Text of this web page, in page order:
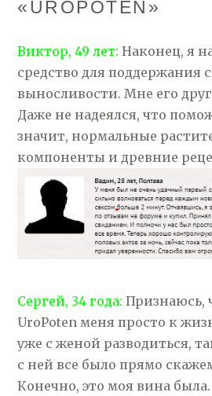
«UROPOTEN»
Виктор, 49 лет: Наконец, я
средство для поддержания
выносливости. Мне его
Даже не надеялся, что
значит, нормальные
компоненты и древние
Сергей, 34 года: Признаюсь,
UroPoten меня просто к
уже с женой разводиться,
с ней все было прямо
Конечно, это моя вина была.